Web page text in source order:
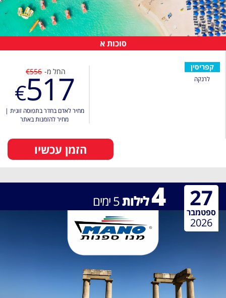
סוכות א
קפריסין
לרנקה
החל מ- €556
€517
מחיר לאדם בחדר בתפוסה זוגית |
מחיר להזמנות באתר
הזמן עכשיו
4לילות5ימים 27
ספטמבר
2026